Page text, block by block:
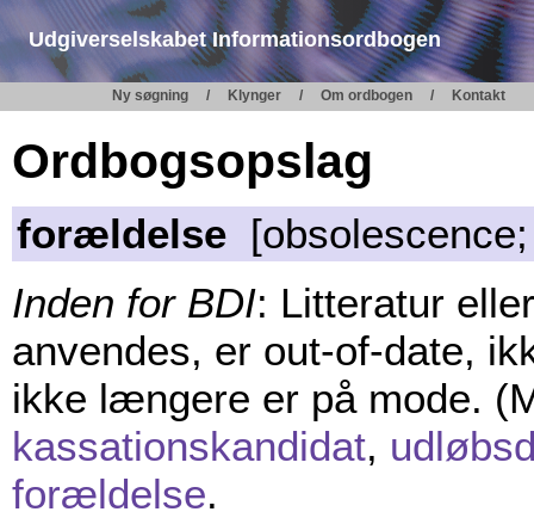
Udgiverselskabet Informationsordbogen
Ny søgning Klynger Om ordbogen Kontakt
Ordbogsopslag
forældelse
Inden for BDI: Litteratur
anvendes, er out-of-date,
ikke længere er på mode.
kassationskandidat,
forældelse.